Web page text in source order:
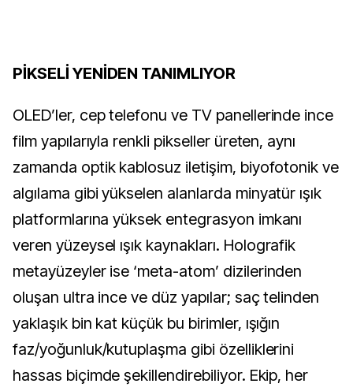
PİKSELİ YENİDEN TANIMLIYOR
OLED’ler, cep telefonu ve TV panellerinde ince
film yapılarıyla renkli pikseller üreten, aynı
zamanda optik kablosuz iletişim, biyofotonik ve
algılama gibi yükselen alanlarda minyatür ışık
platformlarına yüksek entegrasyon imkanı
veren yüzeysel ışık kaynakları. Holografik
metayüzeyler ise ‘meta-atom’ dizilerinden
oluşan ultra ince ve düz yapılar; saç telinden
yaklaşık bin kat küçük bu birimler, ışığın
faz/yoğunluk/kutuplaşma gibi özelliklerini
hassas biçimde şekillendirebiliyor. Ekip, her